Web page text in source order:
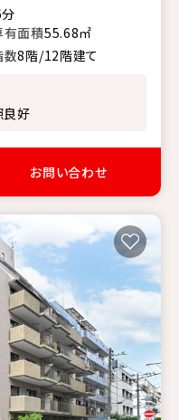
有面積55.68㎡
数8階/12階建て
良好
お問い合わせ